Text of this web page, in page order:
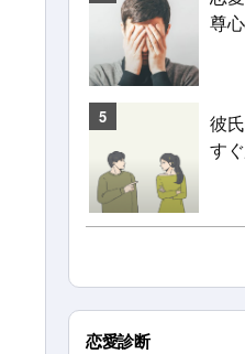
尊
5
彼
す
恋愛診断